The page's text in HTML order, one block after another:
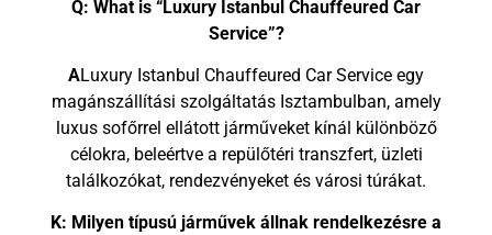
Q: What is “Luxury Istanbul Chauffeured Car
Service”?
ALuxury Istanbul Chauffeured Car Service egy
magánszállítási szolgáltatás Isztambulban, amely
luxus sofőrrel ellátott járműveket kínál különböző
célokra, beleértve a repülőtéri transzfert, üzleti
találkozókat, rendezvényeket és városi túrákat.
K: Milyen típusú járművek állnak rendelkezésre a